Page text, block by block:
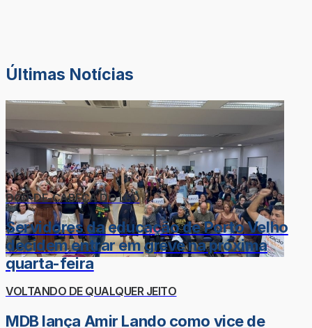
Últimas Notícias
DOR-DE-CABEÇA DO LÉO
Servidores da educação de Porto Velho
decidem entrar em greve na próxima
quarta-feira
VOLTANDO DE QUALQUER JEITO
MDB lança Amir Lando como vice de